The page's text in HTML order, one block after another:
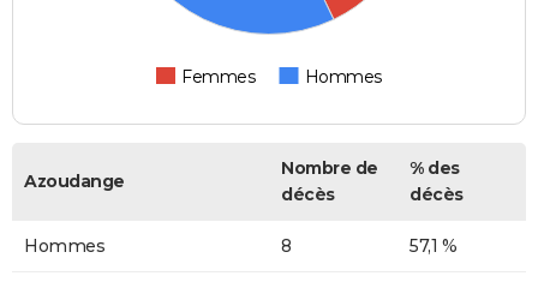
Femmes Hommes
Azoudange
Nombre de
décès
% des
décès
Hommes 8 57,1 %